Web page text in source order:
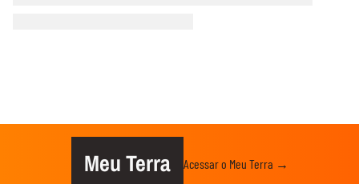
Meu Terra Acessar o Meu Terra →